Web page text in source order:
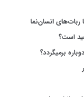
انسان‌نما
است؟
برمیگردد؟